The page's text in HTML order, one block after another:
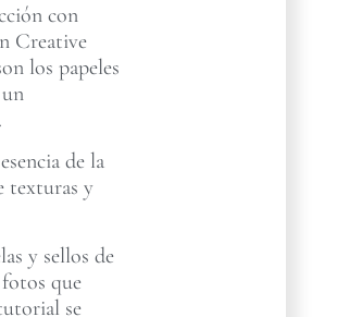
con
Creative
los papeles
de la
texturas y
y sellos de
que
se